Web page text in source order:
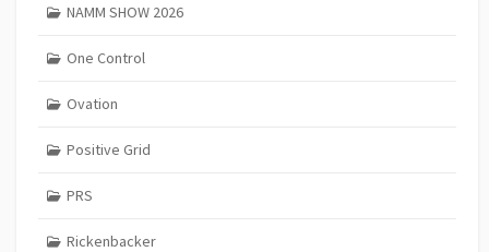
NAMM SHOW 2026
One Control
Ovation
Positive Grid
PRS
Rickenbacker